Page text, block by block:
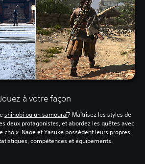
Jouez à votre façon
shinobi ou un samouraï? Maîtrisez les styles de
deux protagonistes, et abordez les quêtes avec
choix. Naoe et Yasuke possèdent leurs propres
compétences et équipements.